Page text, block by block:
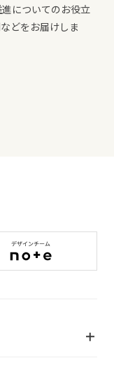
についてのお役立
どをお届けしま